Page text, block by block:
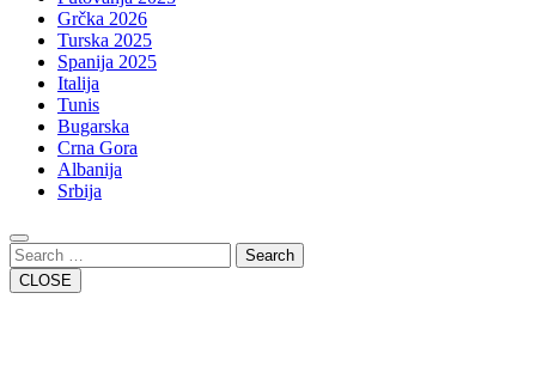
Grčka 2026
Turska 2025
Spanija 2025
Italija
Tunis
Bugarska
Crna Gora
Albanija
Srbija
Close
Button
Search
CLOSE